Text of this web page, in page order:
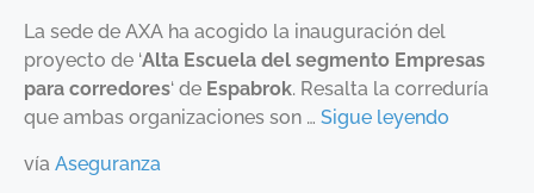
La sede de AXA ha acogido la inauguración del
proyecto de ‘Alta Escuela del segmento Empresas
para corredores‘ de Espabrok. Resalta la correduría
que ambas organizaciones son … Sigue leyendo
vía Aseguranza